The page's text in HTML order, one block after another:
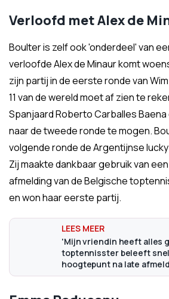
Verloofd met Alex de
Boulter is zelf ook 'onderdeel' van
verloofde Alex de Minaur komt
zijn partij in de eerste ronde van
11 van de wereld moet af zien te
Spanjaard Roberto Carballes
naar de tweede ronde te mogen.
volgende ronde de Argentijnse
Zij maakte dankbaar gebruik van
afmelding van de Belgische
en won haar eerste partij.
'Mijn vriendin heeft alles
toptennisster beleeft
hoogtepunt na late